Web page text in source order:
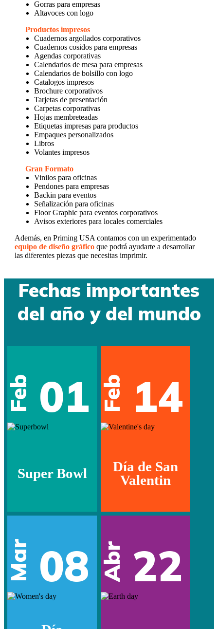
Gorras para empresas
Altavoces con logo
Productos impresos
Cuadernos argollados corporativos
Cuadernos cosidos para empresas
Agendas corporativas
Calendarios de mesa para empresas
Calendarios de bolsillo con logo
Catalogos impresos
Brochure corporativos
Tarjetas de presentación
Carpetas corporativas
Hojas membreteadas
Etiquetas impresas para productos
Empaques personalizados
Libros
Volantes impresos
Gran Formato
Vinilos para oficinas
Pendones para empresas
Backin para eventos
Señalización para oficinas
Floor Graphic para eventos corporativos
Avisos exteriores para locales comerciales
Además, en Priming USA contamos con un experimentado
equipo de diseño gráficoque podrá ayudarte a desarrollar
las diferentes piezas que necesitas imprimir.
Fechas importantes
del año y del mundo
Feb 01
Super Bowl
Feb 14
Día de San
Valentin
Mar 08 Abr 22